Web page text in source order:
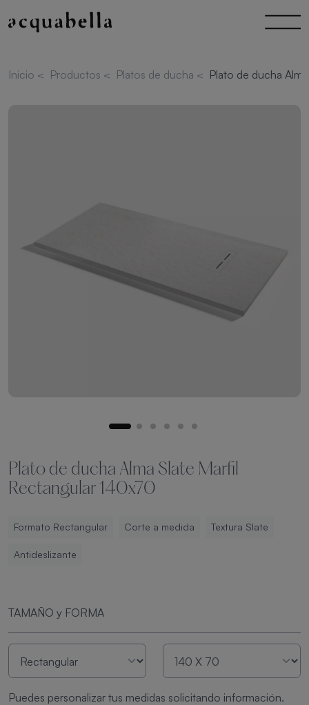
Inicio < Productos < Platos de ducha < Plato de ducha
Plato de ducha Alma Slate Marfil
Rectangular 140x70
Formato Rectangular Corte a medida Textura Slate
Antideslizante
TAMAÑO y FORMA
Puedes personalizar tus medidas solicitando información.